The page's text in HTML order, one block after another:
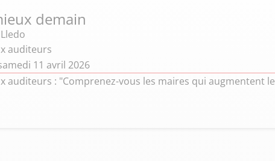
demain
auditeurs
11 avril 2026
auditeurs : "Comprenez-vous les maires qui augmentent